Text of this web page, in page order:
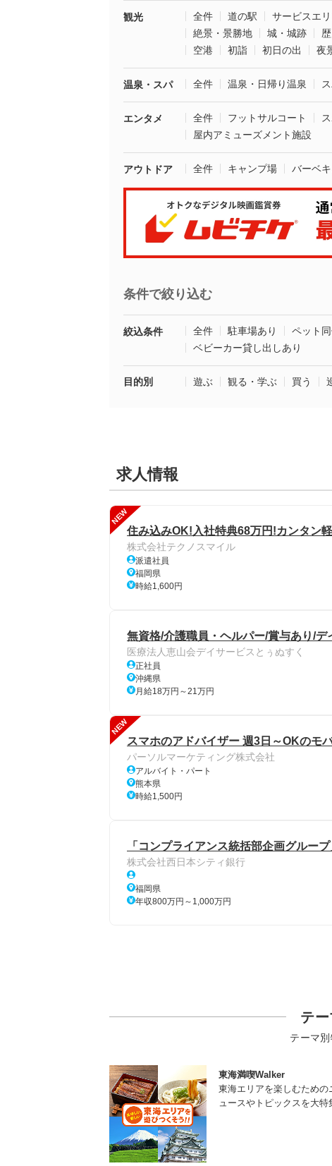
観光 全件 道の駅 サービスエ
絶景・景勝地
城・城跡
空港
初詣 初日の出 夜
温泉・スパ 全件 温泉・日帰り温泉
エンタメ 全件 フットサルコート
屋内アミューズメント施設
アウトドア 全件 キャンプ場 バーベ
条件で絞り込む
絞込条件 全件 駐車場あり ペット
ベビーカー貸し出しあり
目的別 遊ぶ 観る・学ぶ 買う
求人情報
NEW
住み込みOK!入社特典68万円!カンタン
株式会社テクノスマイル
派遣社員
福岡県
時給1,600円
無資格/介護職員・ヘルパー/賞与あり/
医療法人恵山会デイサービスとぅぬすく
正社員
沖縄県
月給18万円～21万円
NEW
スマホのアドバイザー 週3日～OKのモ
パーソルマーケティング株式会社
アルバイト・パート
熊本県
時給1,500円
「コンプライアンス統括部企画グループ
株式会社西日本シティ銀行
福岡県
年収800万円～1,000万円
テ
テーマ
東海満喫Walker
東海エリアを楽しむための
ュースやトピックスを大特